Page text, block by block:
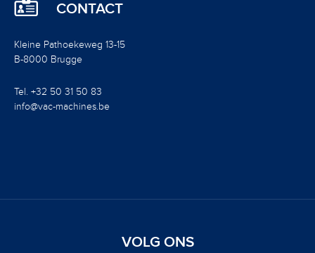
CONTACT
Kleine Pathoekeweg 13-15
B-8000 Brugge
Tel. +32 50 31 50 83
info@vac-machines.be
VOLG ONS